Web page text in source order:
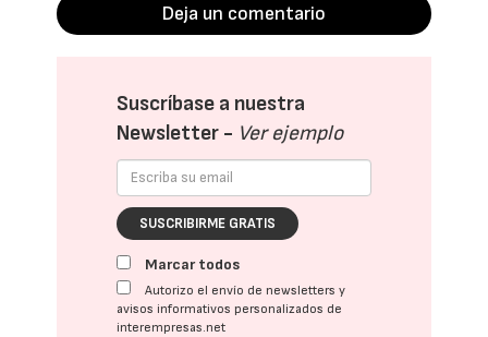
Deja un comentario
Suscríbase a nuestra
Newsletter - Ver ejemplo
SUSCRIBIRME GRATIS
Marcar todos
Autorizo el envío de newsletters y
avisos informativos personalizados de
interempresas.net